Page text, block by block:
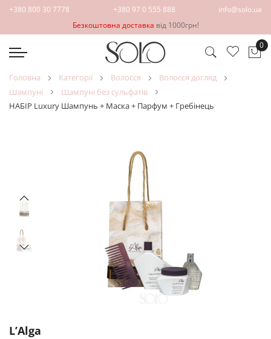
+380 800 30 7778 +380 97 0 555 888
info@solo.ua
Безкоштовна доставка від 1000грн!
0
головна категорії волосся
волосся догляд
шампуні
шампуні без сульфатів
НАБІР Luxury Шампунь + Маска + Парфум + Гребінець
зображень
зображень
L’Alga